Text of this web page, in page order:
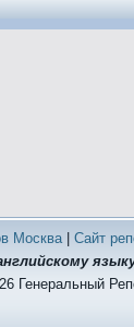
Москва| Сайт
Генеральный